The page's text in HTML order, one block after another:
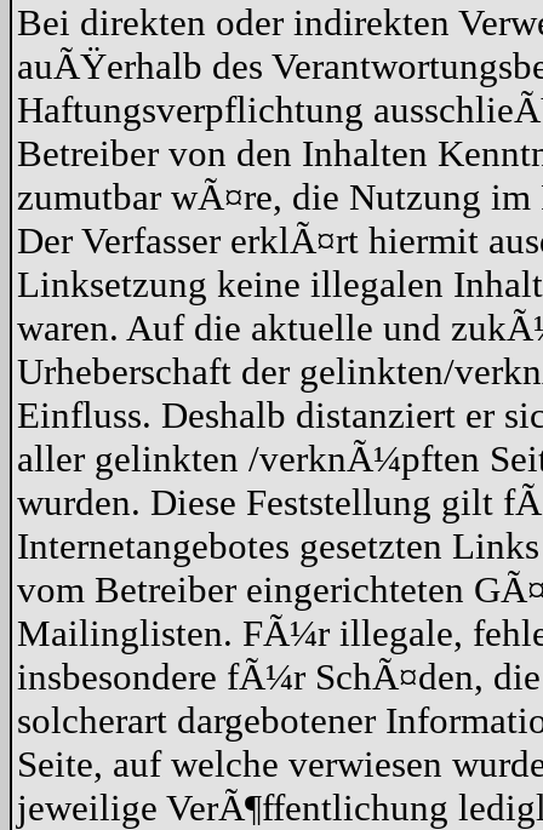
Bei direkten oder indirekten
auÃŸerhalb des
Haftungsverpflichtung
Betreiber von den Inhalten
zumutbar wÃ¤re, die Nutzung
Der Verfasser erklÃ¤rt hiermit
Linksetzung keine illegalen
waren. Auf die aktuelle und
Urheberschaft der gelinkten/
Einfluss. Deshalb distanziert er
aller gelinkten /verknÃ¼pften
wurden. Diese Feststellung gilt
Internetangebotes gesetzten
vom Betreiber eingerichteten
Mailinglisten. FÃ¼r illegale,
insbesondere fÃ¼r SchÃ¤den,
solcherart dargebotener
Seite, auf welche verwiesen
jeweilige VerÃ¶ffentlichung